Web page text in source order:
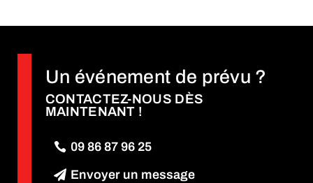
Un événement de prévu ?
CONTACTEZ-NOUS DÈS
MAINTENANT !
09 86 87 96 25
Envoyer un message